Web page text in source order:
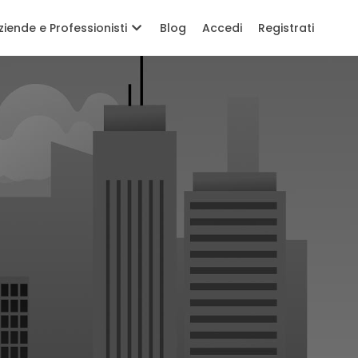
e Professionisti Blog Accedi Registrati